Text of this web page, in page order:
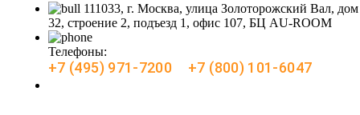
111033, г. Москва, улица Золоторожский Вал, дом
32, строение 2, подъезд 1, офис 107, БЦ AU-ROOM
Телефоны:
+7 (495) 971-7200 +7 (800) 101-6047